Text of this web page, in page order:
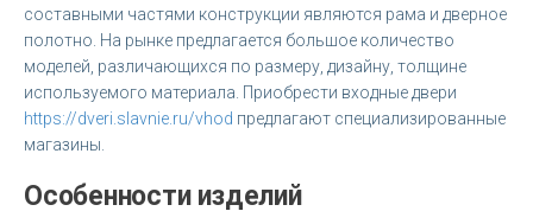
составными частями конструкции являются рама и дверное
полотно. На рынке предлагается большое количество
моделей, различающихся по размеру, дизайну, толщине
используемого материала. Приобрести входные двери
https://dveri.slavnie.ru/vhod предлагают специализированные
магазины.
Особенности изделий